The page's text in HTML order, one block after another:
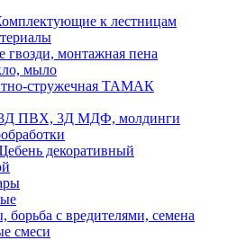
к лестницам
гвозди, монтажная пена
мыло
стружечная ТАМАК
3Д ПВХ, 3Д МДФ, молдинги
декоративный
борьба с вредителями, семена
смеси